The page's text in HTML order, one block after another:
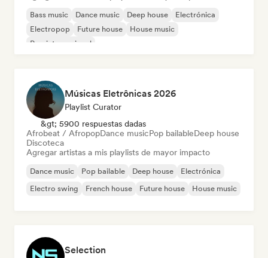
Bass music Dance music Deep house
Electrónica
Electropop
Future house
House music
Pop internacional
Músicas Eletrônicas 2026
Playlist Curator
&gt; 5900 respuestas dadas
Afrobeat / AfropopDance musicPop bailableDeep house
Discoteca
Agregar artistas a mis playlists de mayor impacto
Dance music Pop bailable Deep house
Electrónica
Electro swing
French house Future house House music
Selection